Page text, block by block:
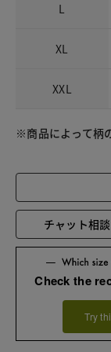
L
XL
XXL
※商品によって柄
チャット相
Check the
Try